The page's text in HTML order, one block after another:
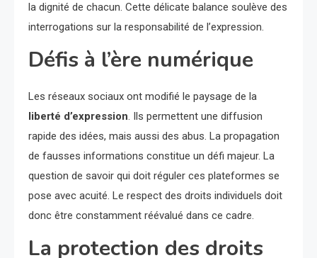
la dignité de chacun. Cette délicate balance soulève des
interrogations sur la responsabilité de l’expression.
Défis à l’ère numérique
Les réseaux sociaux ont modifié le paysage de la
liberté d’expression. Ils permettent une diffusion
rapide des idées, mais aussi des abus. La propagation
de fausses informations constitue un défi majeur. La
question de savoir qui doit réguler ces plateformes se
pose avec acuité. Le respect des droits individuels doit
donc être constamment réévalué dans ce cadre.
La protection des droits